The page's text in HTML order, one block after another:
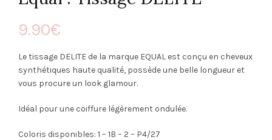
9.90€
Le tissage DELITE de la marque EQUAL est conçu en cheveux
synthétiques haute qualité, possède une belle longueur et
vous procure un look glamour.
Idéal pour une coiffure légèrement ondulée.
Coloris disponibles: 1 – 1B – 2 – P4/27